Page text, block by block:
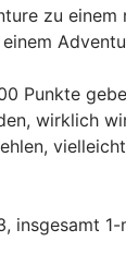
zu
Punkte
wirklich
insgesamt